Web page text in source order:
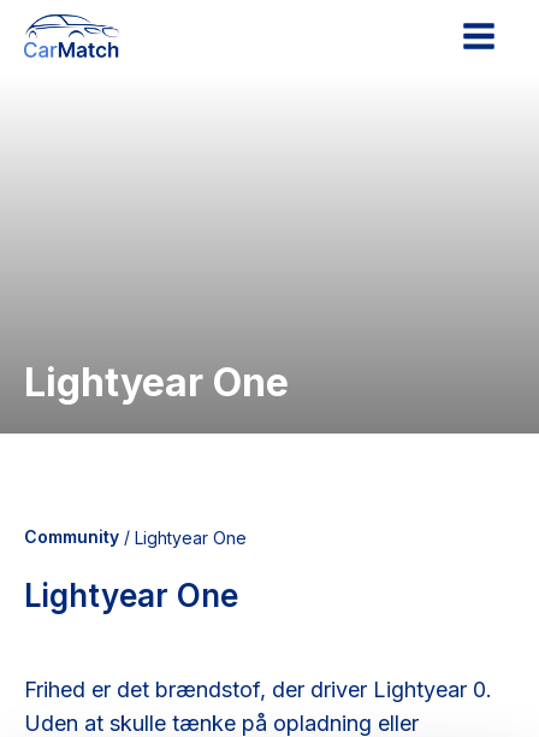
Lightyear One
Community / Lightyear One
Lightyear One
Frihed er det brændstof, der driver Lightyear 0.
Uden at skulle tænke på opladning eller